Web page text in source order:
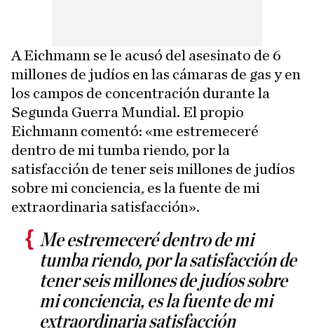
A Eichmann se le acusó del asesinato de 6
millones de judíos en las cámaras de gas y en
los campos de concentración durante la
Segunda Guerra Mundial. El propio
Eichmann comentó: «me estremeceré
dentro de mi tumba riendo, por la
satisfacción de tener seis millones de judíos
sobre mi conciencia, es la fuente de mi
extraordinaria satisfacción».
Me estremeceré dentro de mi
tumba riendo, por la satisfacción de
tener seis millones de judíos sobre
mi conciencia, es la fuente de mi
extraordinaria satisfacción